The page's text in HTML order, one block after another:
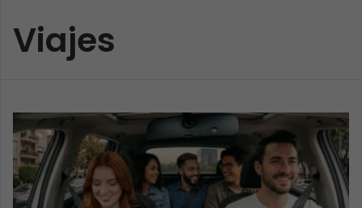
Viajes